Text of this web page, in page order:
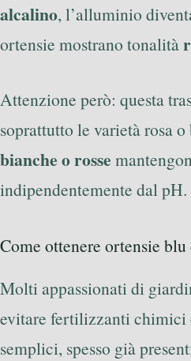
alcalino, l’alluminio
ortensie mostrano tonalità
Attenzione però: questa
soprattutto le varietà rosa
bianche o rosse
indipendentemente dal pH.
Come ottenere ortensie
Molti appassionati di
evitare fertilizzanti chimici
semplici, spesso già